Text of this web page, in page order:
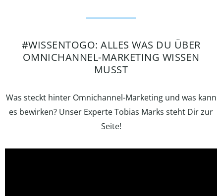
#WISSENTOGO: ALLES WAS DU ÜBER
OMNICHANNEL-MARKETING WISSEN
MUSST
Was steckt hinter Omnichannel-Marketing und was kann
es bewirken? Unser Experte Tobias Marks steht Dir zur
Seite!